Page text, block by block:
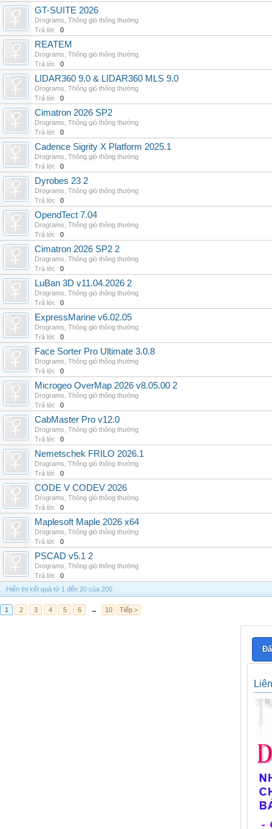
GT-SUITE 2026
Drograms Thông gió thông thường
Trả lời:
0
REATEM
Drograms Thông gió thông thường
Trả lời:
0
LIDAR360 9.0 & LIDAR360 MLS 9.0
Drograms Thông gió thông thường
Trả lời:
0
Cimatron 2026 SP2
Drograms Thông gió thông thường
Trả lời:
0
Cadence Sigrity X Platform 2025.1
Drograms Thông gió thông thường
Trả lời:
0
Dyrobes 23 2
Drograms Thông gió thông thường
Trả lời:
0
OpendTect 7.04
Drograms Thông gió thông thường
Trả lời:
0
Cimatron 2026 SP2 2
Drograms Thông gió thông thường
Trả lời:
0
LuBan 3D v11.04.2026 2
Drograms Thông gió thông thường
Trả lời:
0
ExpressMarine v6.02.05
Drograms Thông gió thông thường
Trả lời:
0
Face Sorter Pro Ultimate 3.0.8
Drograms Thông gió thông thường
Trả lời:
0
Microgeo OverMap 2026 v8.05.00 2
Drograms Thông gió thông thường
Trả lời:
0
CabMaster Pro v12.0
Drograms Thông gió thông thường
Trả lời:
0
Nemetschek FRILO 2026.1
Drograms Thông gió thông thường
Trả lời:
0
CODE V CODEV 2026
Drograms Thông gió thông thường
Trả lời:
0
Maplesoft Maple 2026 x64
Drograms Thông gió thông thường
Trả lời:
0
PSCAD v5.1 2
Drograms Thông gió thông thường
Trả lời:
0
Hiển thị kết quả từ 1 đến 20 của 200
1 2 3 4 5 6 → 10 Tiếp >